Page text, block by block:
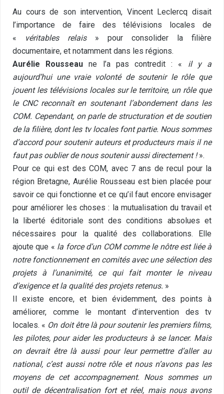
Au cours de son intervention, Vincent Leclercq disait
l’importance de faire des télévisions locales de
«
véritables relais» pour consolider la filière
documentaire, et notamment dans les régions.
Aurélie Rousseau ne l’a pas contredit : « il y a
aujourd’hui une vraie volonté de soutenir le rôle que
jouent les télévisions locales sur le territoire, un rôle que
le CNC reconnaît en soutenant l’abondement dans les
COM. Cependant, on parle de structuration et de soutien
de la filière, dont les tv locales font partie. Nous sommes
d’accord pour soutenir auteurs et producteurs mais il ne
faut pas oublier de nous soutenir aussi directement !».
Pour ce qui est des COM, avec 7 ans de recul pour la
région Bretagne, Aurélie Rousseau est bien placée pour
savoir ce qui fonctionne et ce qu’il faut encore envisager
pour améliorer les choses : la mutualisation du travail et
la liberté éditoriale sont des conditions absolues et
nécessaires pour la qualité des collaborations. Elle
ajoute que « la force d’un COM comme le nôtre est liée à
notre fonctionnement en comités avec une sélection des
projets à l’unanimité, ce qui fait monter le niveau
d’exigence et la qualité des projets retenus. »
Il existe encore, et bien évidemment, des points à
améliorer, comme le montant d’intervention des tv
locales. « On doit être là pour soutenir les premiers films,
les pilotes, pour aider les producteurs à se lancer. Mais
on devrait être là aussi pour leur permettre d’aller au
national, c’est aussi notre rôle et nous n’avons pas les
moyens de cet accompagnement. Nous sommes un
outil de décentralisation fort et réel, mais nous avons